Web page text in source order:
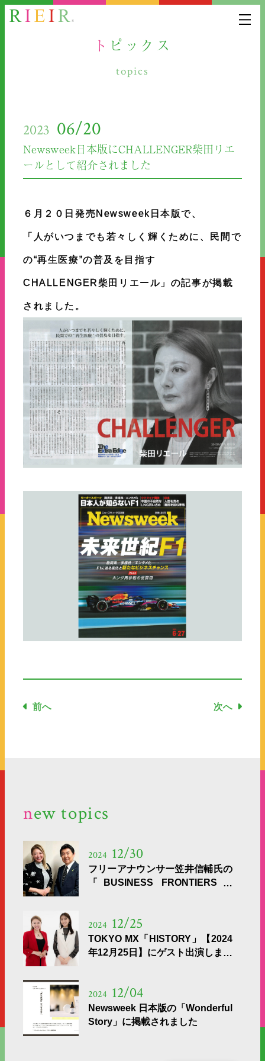
トピックス
topics
2023 06/20
Newsweek日本版にCHALLENGER柴田リエ
ールとして紹介されました
６月２０日発売Newsweek日本版で、
「人がいつまでも若々しく輝くために、民間で
の“再生医療”の普及を目指す
CHALLENGER柴田リエール」の記事が掲載
されました。
new topics
2024 12/30
フリーアナウンサー笠井信輔氏の
「BUSINESS FRONTIERS」
2024 12/25
TOKYO MX「HISTORY」【2024
年12月25日】にゲスト出演しまし
2024 12/04
Newsweek 日本版の「Wonderful
Story」に掲載されました